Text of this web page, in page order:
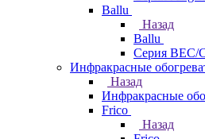
Ballu
Назад
Ballu
Серия BEC/
Инфракрасные
Назад
Инфракрасные
Frico
Назад